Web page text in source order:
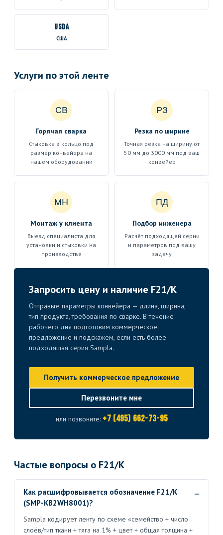
USDA
США
Услуги по этой ленте
СВ
Горячая сварка
Стыковка в кольцо под
размер конвейера на
нашем оборудовании
РЗ
Резка по ширине
Точная резка на ширину от
50 мм до 3000 мм под ваш
конвейер
МН
Монтаж у клиента
Выезд специалиста для
установки и стыковки на
производстве
ПД
Подбор инженера
Расчёт подходящей серии
и параметров под вашу
задачу
Запросить цену и наличие F21/K
Отправьте параметры конвейера — длина, ширина,
тип продукта, требования по сварке. В течение
рабочего дня подготовим коммерческое
предложение и подскажем, если есть более
подходящая серия Sampla.
Получить коммерческое предложение
Перезвоните мне
или позвоните: +7 (495) 662-73-95
Частые вопросы о F21/K
Как расшифровывается обозначение F21/K
(SMP-KB2WH8001)?
Sampla кодирует ленту по схеме «семейство + число
слоёв/тип ткани + тяга на 1% + цвет + общая толщина +